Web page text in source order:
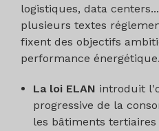
logistiques, data
plusieurs textes
fixent des objectifs
performance énergétique.
La loi ELAN introduit
progressive de la
les bâtiments